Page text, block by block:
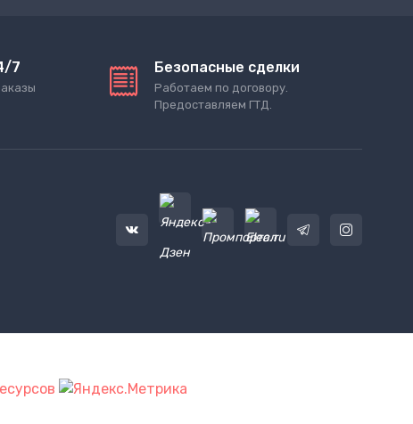
7 Безопасные сделки
Работаем по договору.
Предоставляем ГТД.